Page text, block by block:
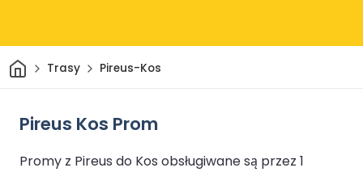
DomTrasy Pireus-Kos
Pireus Kos Prom
Promy z Pireus do Kos obsługiwane są przez 1